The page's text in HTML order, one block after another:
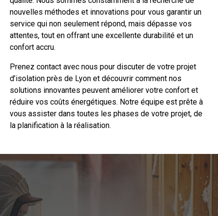
nouvelles méthodes et innovations pour vous garantir un
service qui non seulement répond, mais dépasse vos
attentes, tout en offrant une excellente durabilité et un
confort accru.
Prenez contact avec nous pour discuter de votre projet
d’isolation près de Lyon et découvrir comment nos
solutions innovantes peuvent améliorer votre confort et
réduire vos coûts énergétiques. Notre équipe est prête à
vous assister dans toutes les phases de votre projet, de
la planification à la réalisation.